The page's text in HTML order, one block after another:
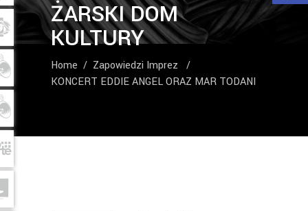
ŻARSKI DOM
KULTURY
Home / Zapowiedzi Imprez
/
KONCERT EDDIE ANGEL ORAZ MAR TODANI